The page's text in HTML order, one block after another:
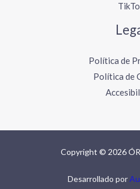
Política de
Política de
Copyright © 2026
Desarrollado por